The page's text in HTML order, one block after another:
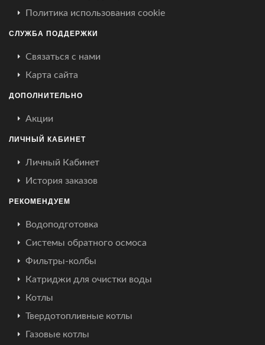
Политика использования cookie
СЛУЖБА ПОДДЕРЖКИ
Связаться с нами
Карта сайта
ДОПОЛНИТЕЛЬНО
Акции
ЛИЧНЫЙ КАБИНЕТ
Личный Кабинет
История заказов
РЕКОМЕНДУЕМ
Водоподготовка
Системы обратного осмоса
Фильтры-колбы
Катриджи для очистки воды
Котлы
Твердотопливные котлы
Газовые котлы